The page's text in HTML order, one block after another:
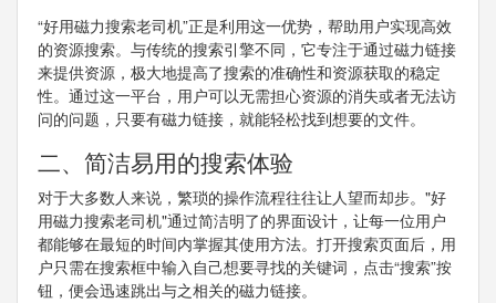
“好用磁力搜索老司机”正是利用这一优势，帮助用户实现高效
的资源搜索。与传统的搜索引擎不同，它专注于通过磁力链接
来提供资源，极大地提高了搜索的准确性和资源获取的稳定
性。通过这一平台，用户可以无需担心资源的消失或者无法访
问的问题，只要有磁力链接，就能轻松找到想要的文件。
二、简洁易用的搜索体验
对于大多数人来说，繁琐的操作流程往往让人望而却步。"好
用磁力搜索老司机"通过简洁明了的界面设计，让每一位用户
都能够在最短的时间内掌握其使用方法。打开搜索页面后，用
户只需在搜索框中输入自己想要寻找的关键词，点击“搜索”按
钮，便会迅速跳出与之相关的磁力链接。